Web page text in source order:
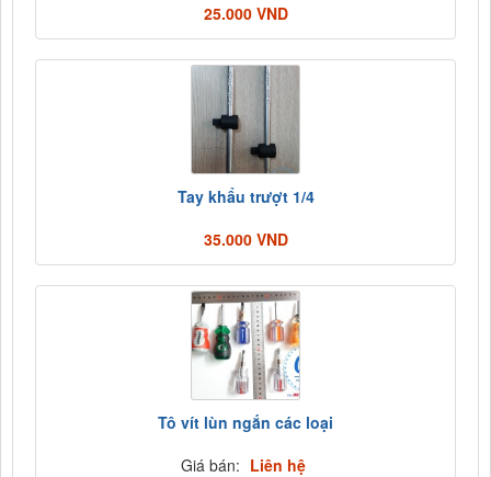
25.000 VND
Tay khẩu trượt 1/4
35.000 VND
Tô vít lùn ngắn các loại
Giá bán: Liên hệ